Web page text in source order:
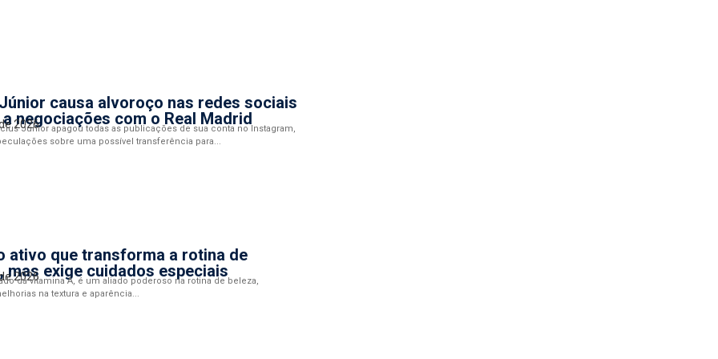
causa alvoroço nas redes sociais
negociações com o Real Madrid
2026
Júnior apagou todas as publicações de sua conta no Instagram,
sobre uma possível transferência para...
ativo que transforma a rotina de
mas exige cuidados especiais
2026
da vitamina A, é um aliado poderoso na rotina de beleza,
na textura e aparência...